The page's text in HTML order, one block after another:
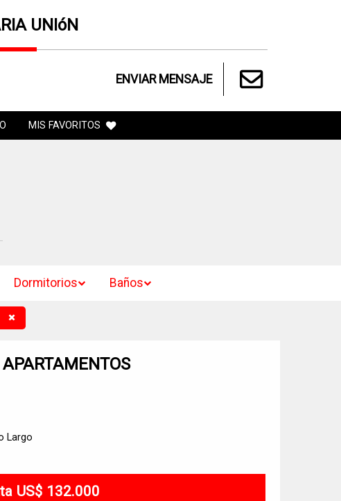
UNIóN
ENVIAR MENSAJE
MIS FAVORITOS
Dormitorios Baños
Largo
US$ 132.000